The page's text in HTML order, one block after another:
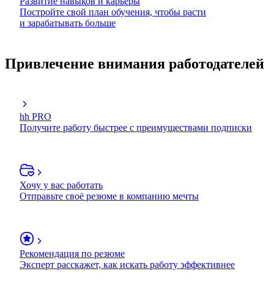
Постройте свой план обучения, чтобы расти
и зарабатывать больше
Привлечение внимания работодателей
hh PRO
Получите работу быстрее с преимуществами подписки
Хочу у вас работать
Отправьте своё резюме в компанию мечты
Рекомендация по резюме
Эксперт расскажет, как искать работу эффективнее